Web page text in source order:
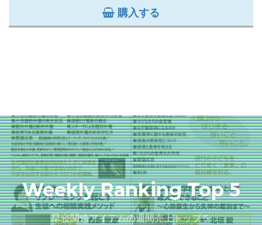
購入する
Weekly Ranking Top 5
早寝関連アイテムの週間売上トップ５